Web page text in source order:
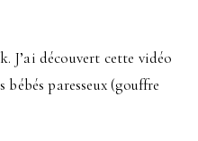
J’ai découvert cette vidéo
bébés paresseux (gouffre